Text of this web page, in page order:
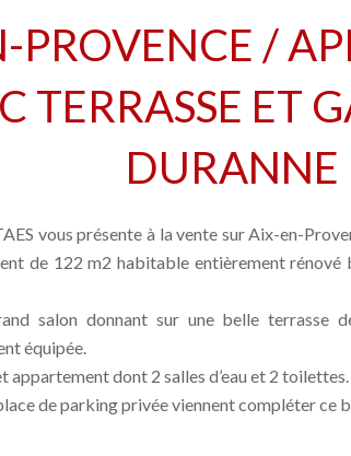
PROVENCE /
TERRASSE ET
DURANNE
vous présente à la vente sur Aix-en-
de 122 m2 habitable entièrement rénové
salon donnant sur une belle terrasse
équipée.
appartement dont 2 salles d’eau et 2 toilettes.
de parking privée viennent compléter